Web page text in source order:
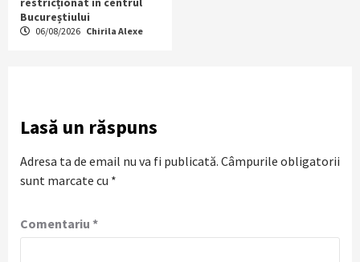
Bucureștiului
06/08/2026 Chirila Alexe
Lasă un răspuns
Adresa ta de email nu va fi publicată. Câmpurile obligatorii
sunt marcate cu *
Comentariu *